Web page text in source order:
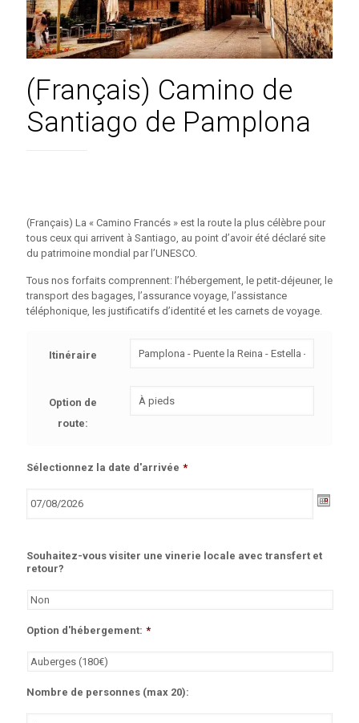
(Français) Camino de
Santiago de Pamplona
(Français) La « Camino Francés » est la route la plus célèbre pour
tous ceux qui arrivent à Santiago, au point d’avoir été déclaré site
du patrimoine mondial par l’UNESCO.
Tous nos forfaits comprennent: l’hébergement, le petit-déjeuner, le
transport des bagages, l’assurance voyage, l’assistance
téléphonique, les justificatifs d’identité et les carnets de voyage.
Itinéraire
Option de
route:
Sélectionnez la date d'arrivée *
Souhaitez-vous visiter une vinerie locale avec transfert et
retour?
Option d'hébergement: *
Nombre de personnes (max 20):